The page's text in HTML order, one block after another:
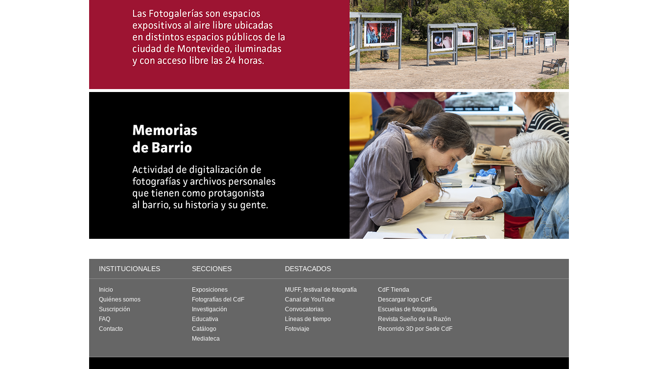
INSTITUCIONALES SECCIONES DESTACADOS
Inicio
Quiénes somos
Suscripción
FAQ
Contacto
Exposiciones
Fotografías del CdF
Investigación
Educativa
Catálogo
Mediateca
MUFF, festival de fotografía
Canal de YouTube
Convocatorias
Líneas de tiempo
Fotoviaje
CdF Tienda
Descargar logo CdF
Escuelas de fotografía
Revista Sueño de la Razón
Recorrido 3D por Sede CdF